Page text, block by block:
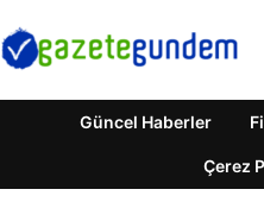
Güncel Haberler
Çerez